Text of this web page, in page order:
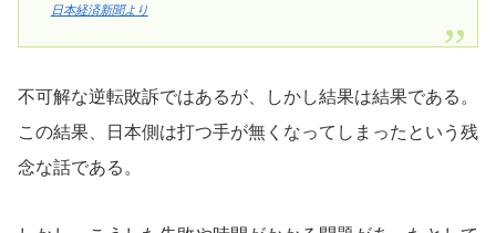
日本経済新聞より
不可解な逆転敗訴ではあるが、しかし結果は結果である。
この結果、日本側は打つ手が無くなってしまったという残
念な話である。